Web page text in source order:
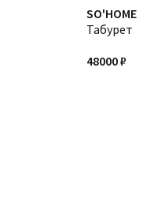
SO'HOME
Табурет
48000 ₽